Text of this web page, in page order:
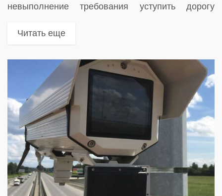
невыполнение требования уступить дорогу
движения. Новые камеры установлены в Улан-
Читать еще